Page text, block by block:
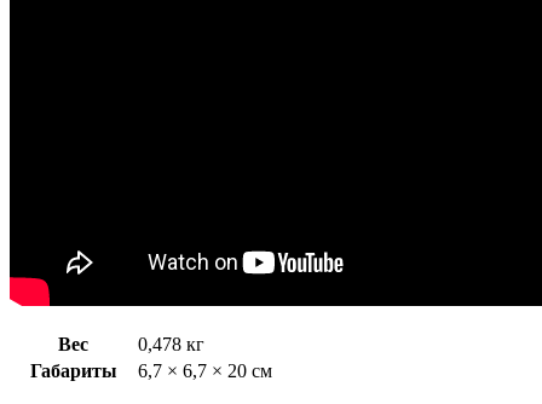
Вес
0,478 кг
Габариты
6,7 × 6,7 × 20 см